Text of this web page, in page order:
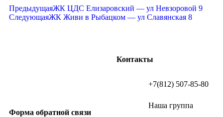
ПредыдущаяЖК ЦДС Елизаровский — ул Невзоровой 9
СледующаяЖК Живи в Рыбацком — ул Славянская 8
Форма обратной связи
Контакты
+7(812) 507-85-80
Наша группа